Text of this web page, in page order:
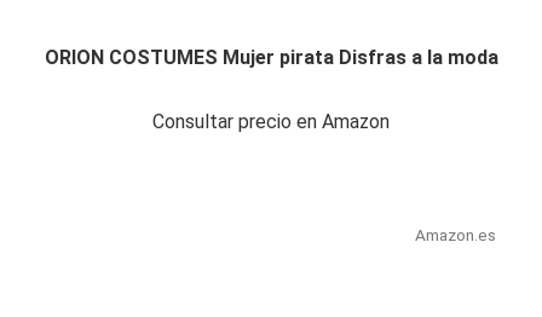
ORION COSTUMES Mujer pirata Disfras a la moda
Consultar precio en Amazon
Amazon.es